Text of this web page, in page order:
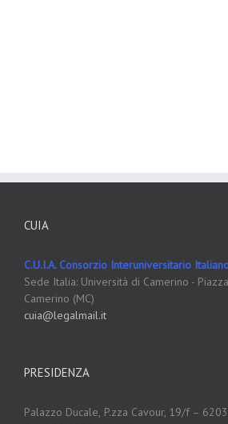
CUIA
C.U.I.A. Consorzio Interuniversitario
Sede Italia: Università di Camerino -
Camerino (MC)
cuia@legalmail.it
PRESIDENZA
Palazzo Ducale, P.zza Cavour, 19/f –